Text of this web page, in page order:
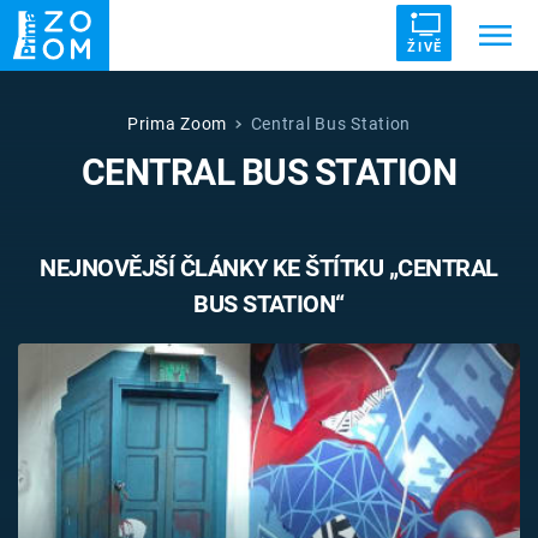
ŽIVĚ
ZRÁDCI UFO DRUHÁ SVĚTOVÁ VÁLKA
ZÁHADY VETŘELCI DÁVNOVĚKU
Témata
Pořady
TV Program
Prima Zoom Central Bus Station
CENTRAL BUS STATION
NEJNOVĚJŠÍ ČLÁNKY KE ŠTÍTKU „CENTRAL
BUS STATION“